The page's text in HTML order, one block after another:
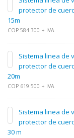
protector de
15m
COP 584.300 + IVA
Sistema linea de
protector de
20m
COP 619.500 + IVA
Sistema linea de
protector de
30 m